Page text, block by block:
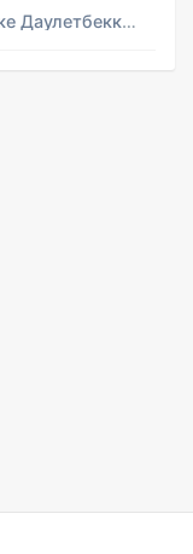
Мейрамбек Ануар & Айерке Даулетбеккызы